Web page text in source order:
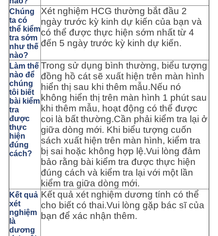
Chúng
ta có
thể kiểm
tra sớm
như thế
nào?
Xét nghiệm HCG thường bắt đầu 2
ngày trước kỳ kinh dự kiến ​​của bạn và
có thể được thực hiện sớm nhất từ ​​4
đến 5 ngày trước kỳ kinh dự kiến.
Làm thế
nào để
chúng
tôi biết
bài kiểm
tra
được
thực
hiện
đúng
cách?
Trong sử dụng bình thường, biểu tượng
đồng hồ cát sẽ xuất hiện trên màn hình
hiển thị sau khi thêm mẫu.Nếu nó
không hiển thị trên màn hình 1 phút sau
khi thêm mẫu, hoạt động có thể được
coi là bất thường.Cần phải kiểm tra lại ở
giữa dòng mới. Khi biểu tượng cuốn
sách xuất hiện trên màn hình, kiểm tra
bị sai hoặc không hợp lệ.Vui lòng đảm
bảo rằng bài kiểm tra được thực hiện
đúng cách và kiểm tra lại với một lần
kiểm tra giữa dòng mới.
Kết quả
xét
nghiệm
là
dương
Kết quả xét nghiệm dương tính có thể
cho biết có thai.Vui lòng gặp bác sĩ của
bạn để xác nhận thêm.